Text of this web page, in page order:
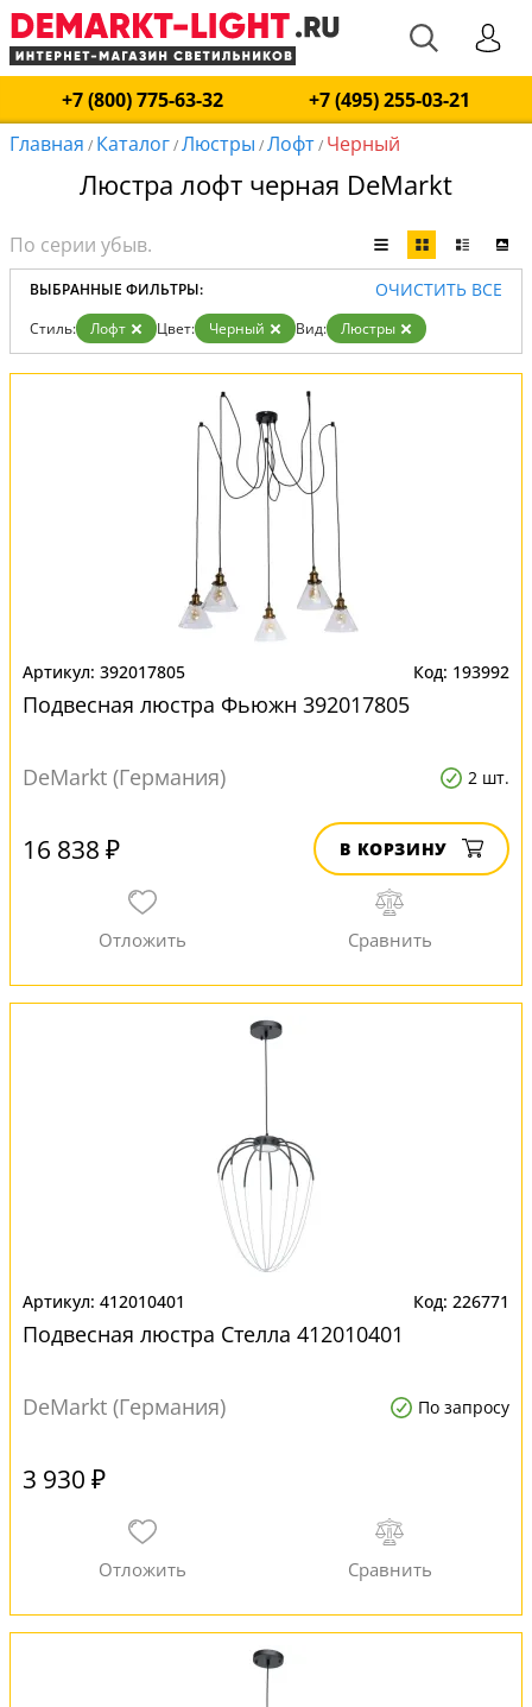
+7 (800) 775-63-32
+7 (495) 255-03-21
Главная / Каталог/Люстры /Лофт/ Черный
Люстра лофт черная DeMarkt
ВЫБРАННЫЕ ФИЛЬТРЫ: ОЧИСТИТЬ ВСЕ
Стиль: Лофт Цвет: Черный Вид: Люстры
392017805 193992
Подвесная люстра Фьюжн 392017805
DeMarkt (Германия) 2 шт.
16 838 ₽ В КОРЗИНУ
412010401 226771
Подвесная люстра Стелла 412010401
DeMarkt (Германия) По запросу
3 930 ₽